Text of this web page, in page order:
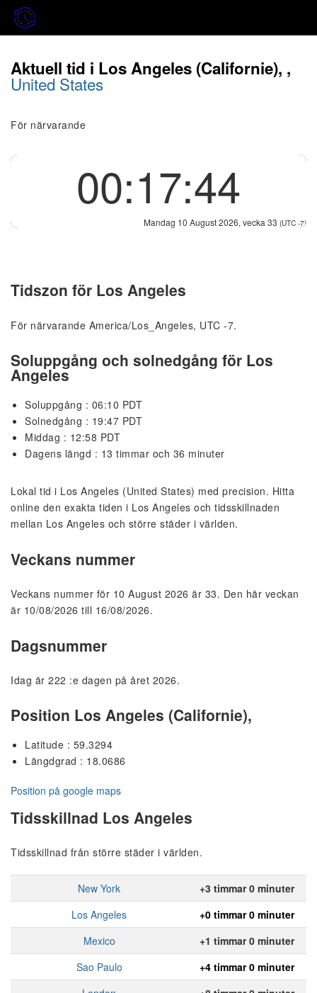
Aktuell tid i Los Angeles (Californie), ,
United States
För närvarande
00:17:45
Mandag 10 August 2026, vecka 33 (UTC -7)
Tidszon för Los Angeles
För närvarande America/Los_Angeles, UTC -7.
Soluppgång och solnedgång för Los
Angeles
Soluppgång : 06:10 PDT
Solnedgång : 19:47 PDT
Middag : 12:58 PDT
Dagens längd : 13 timmar och 36 minuter
Lokal tid i Los Angeles (United States) med precision. Hitta
online den exakta tiden i Los Angeles och tidsskillnaden
mellan Los Angeles och större städer i världen.
Veckans nummer
Veckans nummer för 10 August 2026 är 33. Den här veckan
är 10/08/2026 till 16/08/2026.
Dagsnummer
Idag är 222 :e dagen på året 2026.
Position Los Angeles (Californie),
Latitude : 59.3294
Längdgrad : 18.0686
Position på google maps
Tidsskillnad Los Angeles
Tidsskillnad från större städer i världen.
New York
+3 timmar 0 minuter
Los Angeles
+0 timmar 0 minuter
Mexico
+1 timmar 0 minuter
Sao Paulo
+4 timmar 0 minuter